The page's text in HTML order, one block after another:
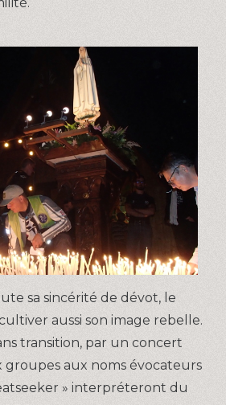
sa sincérité de dévot, le
aussi son image rebelle.
transition, par un concert
groupes aux noms évocateurs
» interpréteront du